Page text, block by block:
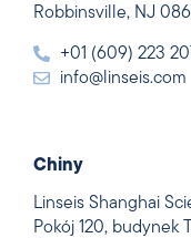
Robbinsville, NJ
+01 (609) 223
info@linseis.com
Chiny
Linseis Shanghai
Pokój 120, budynek